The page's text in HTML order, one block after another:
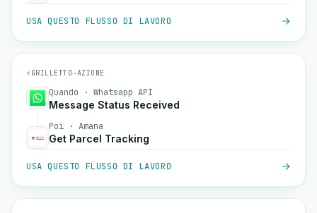
USA QUESTO FLUSSO DI LAVORO
⚡ GRILLETTO→AZIONE
Quando · Whatsapp API
Message Status Received
Poi · Amana
Get Parcel Tracking
USA QUESTO FLUSSO DI LAVORO